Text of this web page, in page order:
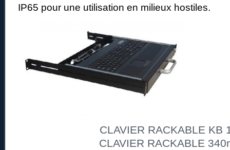
IP65 pour une utilisation en milieux hostiles.
CLAVIER RACKABLE KB
CLAVIER RACKABLE